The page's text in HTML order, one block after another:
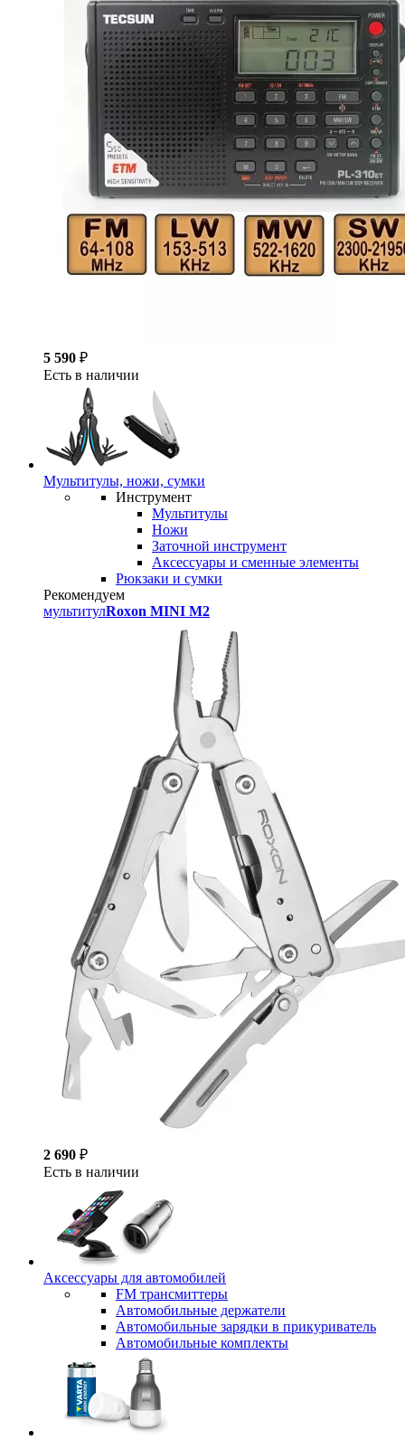
5 590 ₽
Есть в наличии
Мультитулы, ножи, сумки
Инструмент
Мультитулы
Ножи
Заточной инструмент
Аксессуары и сменные элементы
Рюкзаки и сумки
Рекомендуем
мультитулRoxon MINI M2
2 690 ₽
Есть в наличии
Аксессуары для автомобилей
FM трансмиттеры
Автомобильные держатели
Автомобильные зарядки в прикуриватель
Автомобильные комплекты